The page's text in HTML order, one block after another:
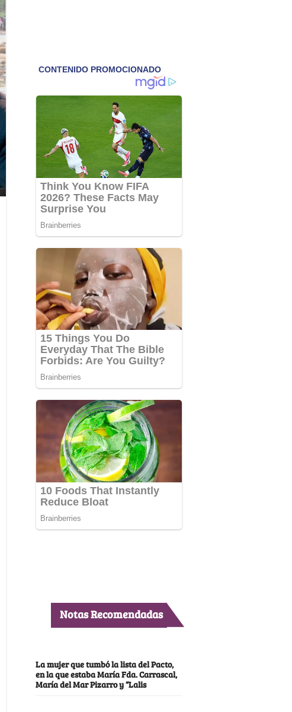
Notas Recomendadas
La mujer que tumbó la lista del Pacto,
en la que estaba María Fda. Carrascal,
María del Mar Pizarro y “Lalis